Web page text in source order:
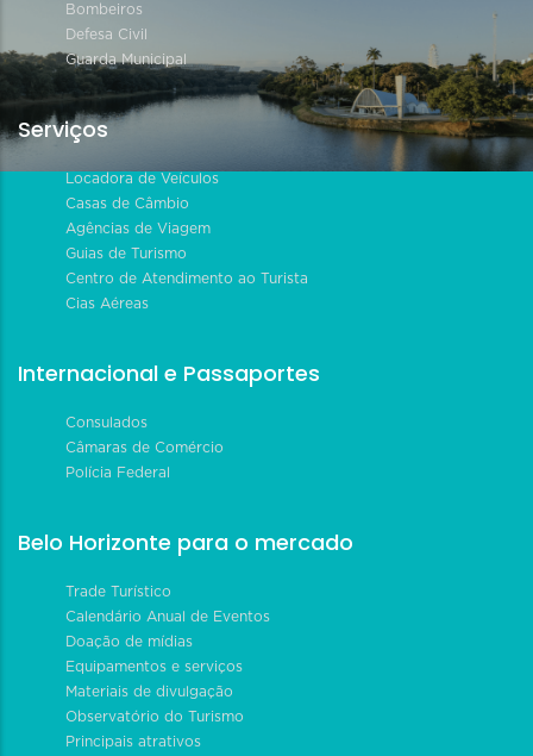
Bombeiros
Defesa Civil
Guarda Municipal
Serviços
Locadora de Veículos
Casas de Câmbio
Agências de Viagem
Guias de Turismo
Centro de Atendimento ao Turista
Cias Aéreas
Internacional e Passaportes
Consulados
Câmaras de Comércio
Polícia Federal
Belo Horizonte para o mercado
Trade Turístico
Calendário Anual de Eventos
Doação de mídias
Equipamentos e serviços
Materiais de divulgação
Observatório do Turismo
Principais atrativos